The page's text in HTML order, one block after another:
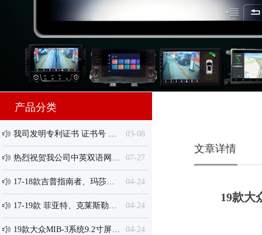
19款大
产品分类
03-08
ꂗ 我司发明专利证书 证书号 第49730089号 证书授权声明
07-27
ꂗ 热烈祝贺我公司中英双语网站全面升级改版成功！
04-24
ꂗ 17-18款吉普指南者、玛莎拉蒂总裁、Levante、克莱斯勒等8.4寸屏专用接口盒
04-24
ꂗ 17-19款 菲亚特、克莱斯勒等7寸显示屏分体机/一体机 专用接口盒
04-24
ꂗ 19款大众MIB-3系统9.2寸屏【采用Harman或Alpine主机】专用倒车轨迹盒/卓导航一体机
文章详情